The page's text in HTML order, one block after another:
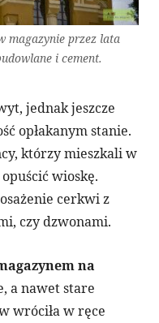
magazynie przez lata
i cement.
jednak jeszcze
opłakanym stanie.
którzy mieszkali w
wioskę.
cerkwi z
czy dzwonami.
na
a nawet stare
wróciła w ręce